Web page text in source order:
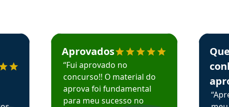
Aprova Concursos em depoimento
Estudante Mário recomenda o Aprova Concursos em
Aprovados
“Fui aprovado no
concurso!! O material do
aprova foi fundamental
para meu sucesso no